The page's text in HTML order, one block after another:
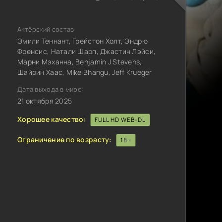
Актёрский состав:
Эмили Теннант, Грейстон Холт, Эндрю
Френсис, Натали Шарп, Джастин Лэйси,
Марни Мэханна, Benjamin J Stevens,
Шайрин Хаас, Mike Bhangu, Jeff Krueger
Дата выхода в мире:
21 октября 2025
Хорошее качество:
FULL HD WEB-DL
Ограничение по возрасту: 18+